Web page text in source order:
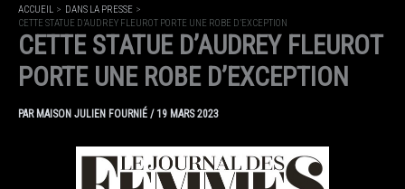
ACCUEIL
DANS LA PRESSE
CETTE STATUE D’AUDREY FLEUROT PORTE UNE ROBE D’EXCEPTION
CETTE STATUE D’AUDREY FLEUROT
PORTE UNE ROBE D’EXCEPTION
PAR MAISON JULIEN FOURNIÉ /19 MARS 2023